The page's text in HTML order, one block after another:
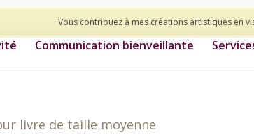
Vous contribuez à mes créations artistiques en
Communication bienveillante
livre de taille moyenne